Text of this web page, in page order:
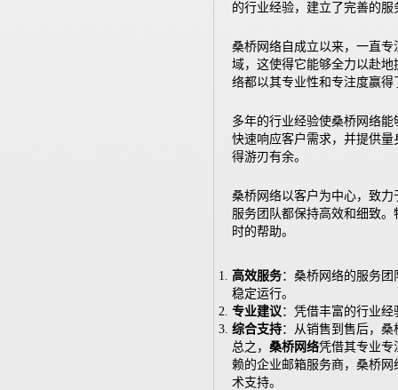
的行业经验，建立了完善的
桑桥网络自成立以来，一直
域，这使得它能够全力以赴
络都以其专业性和专注度赢得
多年的行业经验使桑桥网络
快速响应客户需求，并提供
得游刃有余。
桑桥网络以客户为中心，致
服务团队都保持高效和细致
时的帮助。
高效服务：桑桥网络的服务
稳定运行。
专业建议 ：凭借丰富的行业
综合支持：从销售到售后，
总之， 桑桥网络凭借其专业专
赖的企业邮箱服务商，桑桥
术支持。